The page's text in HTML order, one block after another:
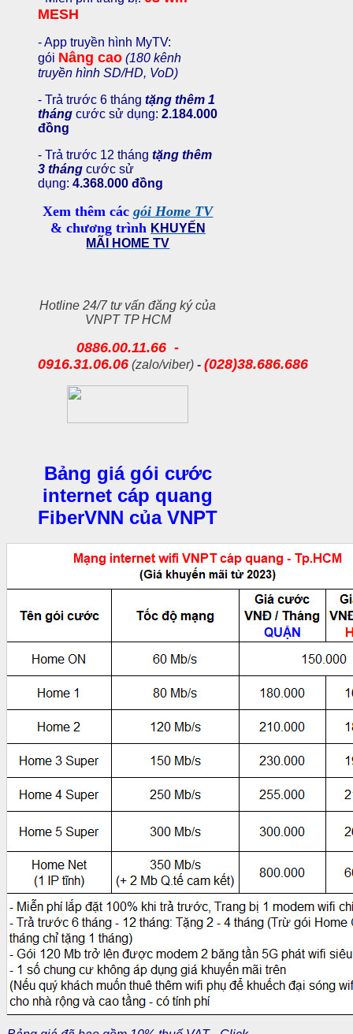
MESH
- App truyền hình MyTV:
gói Nâng cao (180 kênh
truyền hình SD/HD, VoD)
- Trả trước 6 tháng tặng thêm 1
tháng cước sử dụng: 2.184.000
đồng
- Trả trước 12 tháng tặng thêm
3 tháng cước sử
dụng: 4.368.000 đồng
Xem thêm cácgói Home TV
& chương trình KHUYẾN
MÃI HOME TV
Hotline 24/7 tư vấn đăng ký của
VNPT TP HCM
0886.00.11.66 -
0916.31.06.06 (zalo/viber) - (028)38.686.686
Bảng giá gói cước
internet cáp quang
FiberVNN của VNPT